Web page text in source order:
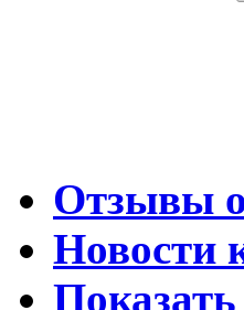
Отзывы
Новости